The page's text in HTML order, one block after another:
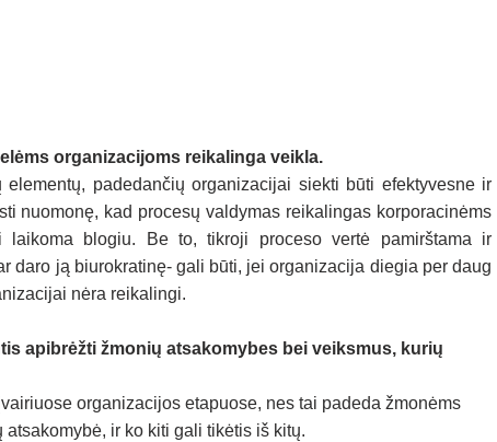
organizacijoms reikalinga veikla.
padedančių organizacijai siekti būti efektyvesne ir
nuomonę, kad procesų valdymas reikalingas korporacinėms
laikoma blogiu. Be to, tikroji proceso vertė pamirštama ir
daro ją biurokratinę- gali būti, jei organizacija diegia per daug
nėra reikalingi.
apibrėžti žmonių atsakomybes bei veiksmus, kurių
organizacijos etapuose, nes tai padeda žmonėms
ir ko kiti gali tikėtis iš kitų.